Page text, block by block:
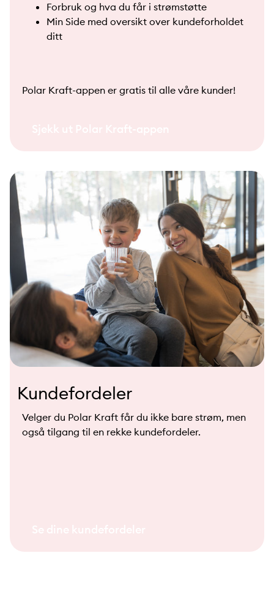
Forbruk og hva du får i strømstøtte
Min Side med oversikt over kundeforholdet
ditt
Polar Kraft-appen er gratis til alle våre kunder!
Kundefordeler
Velger du Polar Kraft får du ikke bare strøm, men
også tilgang til en rekke kundefordeler.